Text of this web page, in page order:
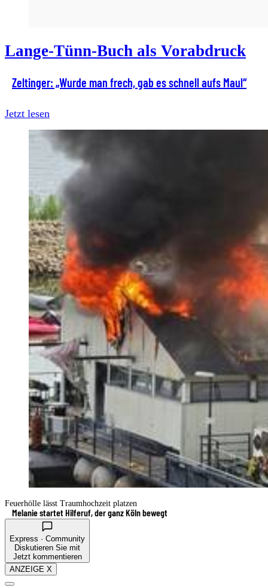
Lange-Tünn-Buch als Vorabdruck
Zeltinger: „Wurde man frech, gab es schnell aufs Maul“
Jetzt lesen
Feuerhölle lässt Traumhochzeit platzen
Melanie startet Hilferuf, der ganz Köln bewegt
Express · Community
Diskutieren Sie mit
Jetzt kommentieren
ANZEIGE X